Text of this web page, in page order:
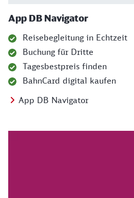
App DB Navigator
Reisebegleitung in Echtzeit
Buchung für Dritte
Tagesbestpreis finden
BahnCard digital kaufen
App DB Navigator